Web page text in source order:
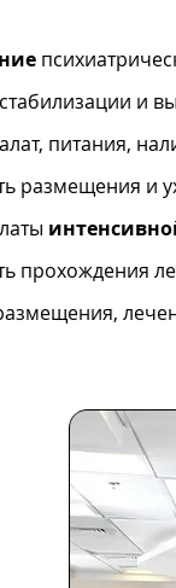
и
питания,
размещения и
прохождения